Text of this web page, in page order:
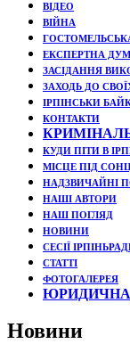
ВІДЕО
ВІЙНА
ЕКСПЕРТНА
ЗАСІДАННЯ
ЗАХОДЬ ДО
ІРПІНСЬКИ
КОНТАКТИ
КУДИ ПІТИ В
МІСЦЕ ПІД
НАДЗВИЧАЙНІ
НАШІ АВТОРИ
НАШ ПОГЛЯД
НОВИНИ
СЕСІЇ
СТАТТІ
ФОТОГАЛЕРЕЯ
Новини